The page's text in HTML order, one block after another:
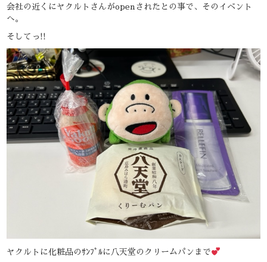
会社の近くにヤクルトさんがopenされたとの事で、そのイベント
へ。
そしてっ!!
ヤクルトに化粧品のｻﾝﾌﾟﾙに八天堂のクリームパンまで